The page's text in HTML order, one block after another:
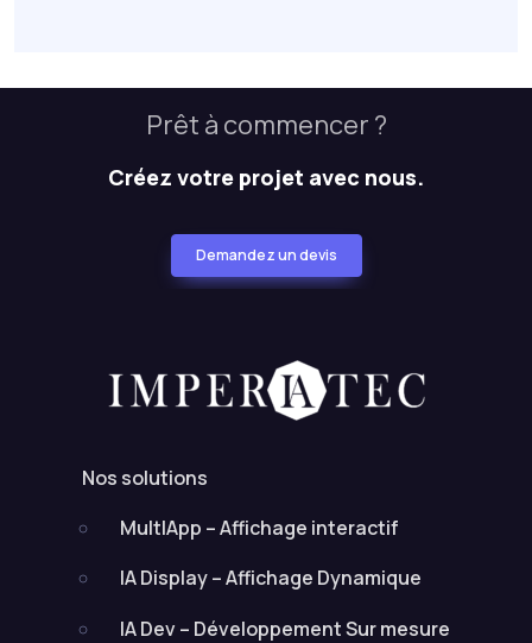
Prêt à commencer ?
Créez votre projet avec nous.
Demandez un devis
Nos solutions
MultIApp – Affichage interactif
IA Display – Affichage Dynamique
IA Dev – Développement Sur mesure